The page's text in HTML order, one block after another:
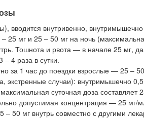
вводится внутривенно,
25 мг и 25 – 50 мг на ночь
Тошнота и рвота — в начале 25 мг,
4 раза в сутки.
за 1 час до поездки взрослые — 25 –
экстренные случаи): внутримышечно
суточная доза
допустимая концентрация — 25 мг/
50 мг внутрь совместно с другими